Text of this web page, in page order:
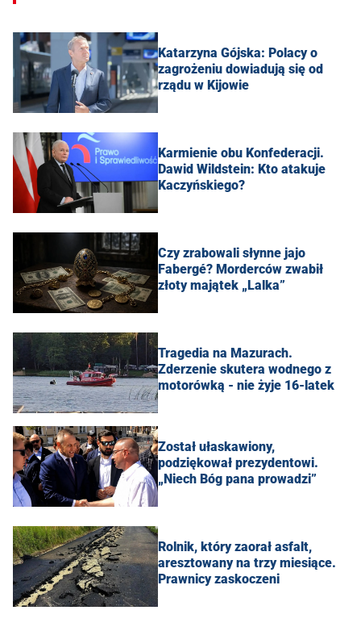
Katarzyna Gójska: Polacy o
zagrożeniu dowiadują się od
rządu w Kijowie
Karmienie obu Konfederacji.
Dawid Wildstein: Kto atakuje
Kaczyńskiego?
Czy zrabowali słynne jajo
Fabergé? Morderców zwabił
złoty majątek „Lalka”
Tragedia na Mazurach.
Zderzenie skutera wodnego z
motorówką - nie żyje 16-latek
Został ułaskawiony,
podziękował prezydentowi.
„Niech Bóg pana prowadzi”
Rolnik, który zaorał asfalt,
aresztowany na trzy miesiące.
Prawnicy zaskoczeni